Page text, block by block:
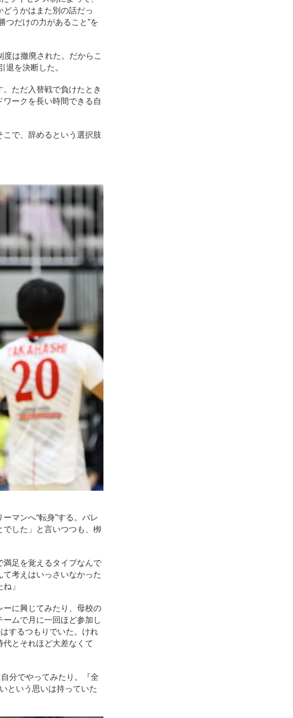
うかはまた別の話だっ
つだけの力があること”を
は撤廃された。だからこ
退を決断した。
ただ入替戦で負けたとき
ークを長い時間できる自
こで、辞めるという選択肢
マンへ“転身”する。バレ
した」と言いつつも、栁
満足を覚えるタイプなんで
考えはいっさいなかった
」
に興じてみたり、母校の
ムで月に一回ほど参加し
するつもりでいた。けれ
とそれほど大差なくて
分でやってみたり。『全
という思いは持っていた